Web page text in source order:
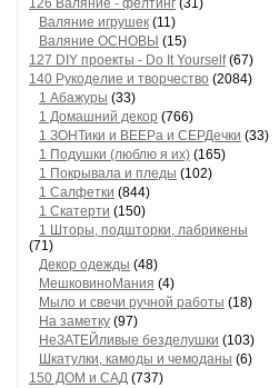
126 Валяние - фелтинг (31)
Валяние игрушек (11)
Валяние ОСНОВЫ (15)
127 DIY проекты - Do It Yourself(67)
140 Рукоделие и творчество (2084)
1 Абажуры (33)
1 Домашний декор (766)
1 ЗОНТики и ВЕЕРа и СЕРДечки (33)
1 Подушки (люблю я их) (165)
1 Покрывала и пледы (102)
1 Салфетки (844)
1 Скатерти (150)
1 Шторы, подшторки, лабрикены
(71)
Декор одежды (48)
МешковиноМания (4)
Мыло и свечи ручной работы (18)
На заметку (97)
НеЗАТЕЙливые безделушки (103)
Шкатулки, камоды и чемоданы (6)
150 ДОМ и САД (737)